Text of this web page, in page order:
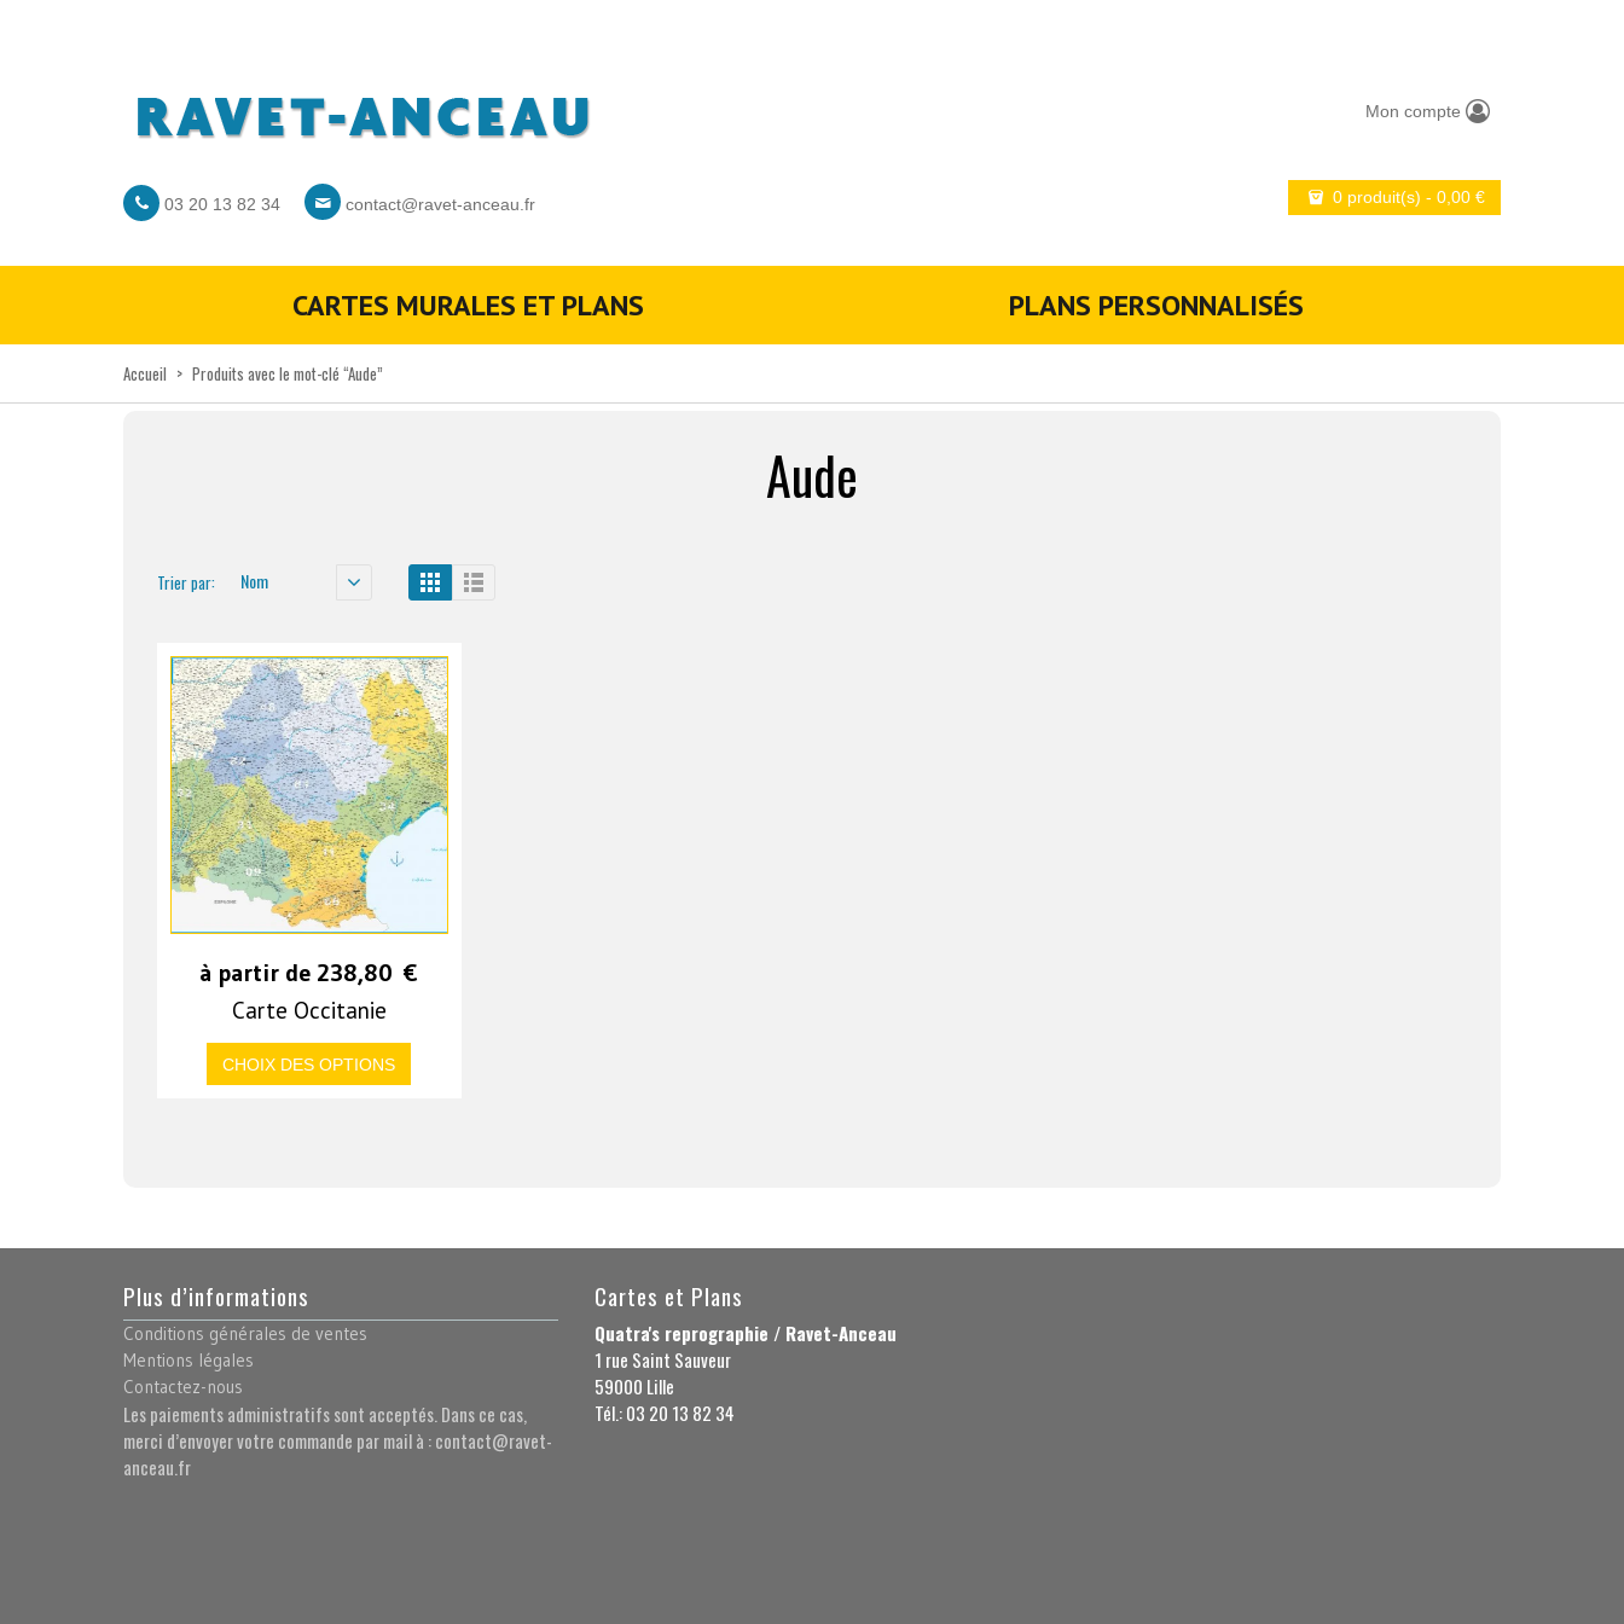
03 20 13 82 34 contact@ravet-anceau.fr
Mon compte
0 produit(s) - 0,00 €
CARTES MURALES ET PLANS PLANS PERSONNALISÉS
Accueil > Produits avec le mot-clé “Aude”
Aude
Trier par: Nom
à partir de 238,80 €
Carte Occitanie
CHOIX DES OPTIONS
Plus d’informations
Conditions générales de ventes
Mentions légales
Contactez-nous
Les paiements administratifs sont acceptés. Dans ce cas,
merci d’envoyer votre commande par mail à : contact@ravet-
anceau.fr
Cartes et Plans
Quatra's reprographie / Ravet-Anceau
1 rue Saint Sauveur
59000 Lille
Tél.: 03 20 13 82 34